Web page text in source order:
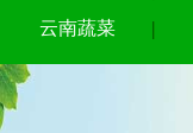
云南蔬菜